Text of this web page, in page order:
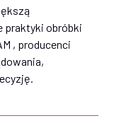
praktyki obróbki
, producenci